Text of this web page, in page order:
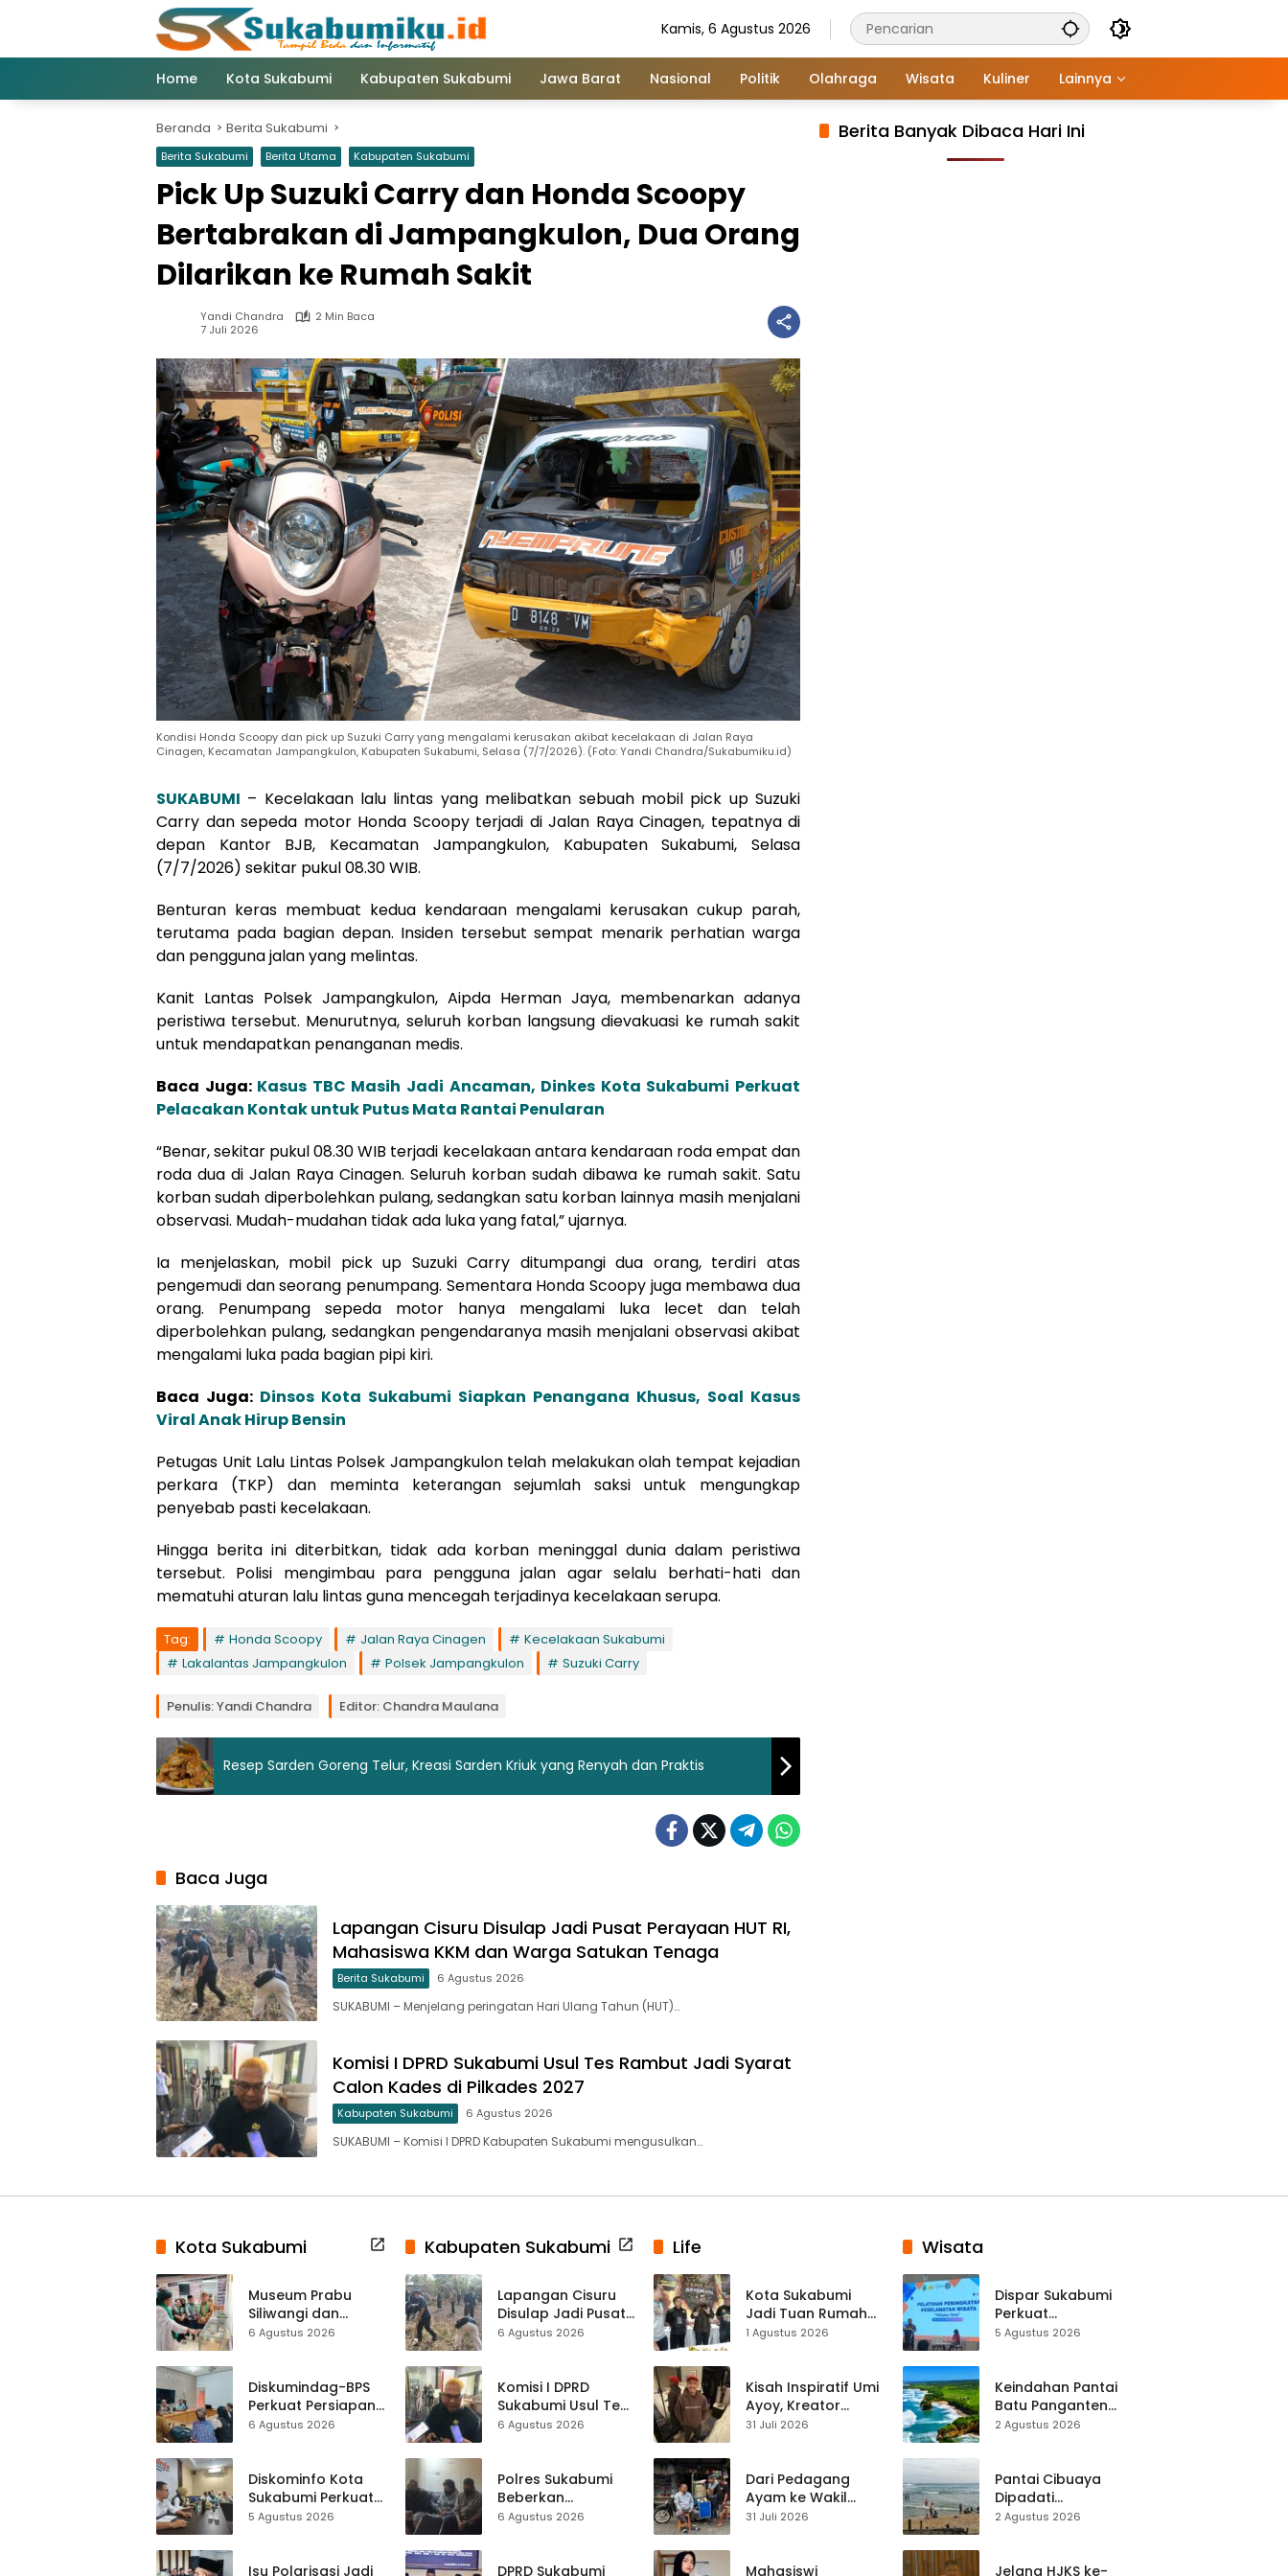
Kamis, 6 Agustus 2026
Home Kota Sukabumi Kabupaten Sukabumi Jawa Barat Nasional Politik Olahraga Wisata Kuliner Lainnya
Beranda Berita Sukabumi
Berita Sukabumi Berita Utama Kabupaten Sukabumi
Pick Up Suzuki Carry dan Honda Scoopy
Bertabrakan di Jampangkulon, Dua Orang
Dilarikan ke Rumah Sakit
Yandi Chandra
2 Min Baca
7 Juli 2026
Kondisi Honda Scoopy dan pick up Suzuki Carry yang mengalami kerusakan akibat kecelakaan di Jalan Raya
Cinagen, Kecamatan Jampangkulon, Kabupaten Sukabumi, Selasa (7/7/2026). (Foto: Yandi Chandra/Sukabumiku.id)
SUKABUMI – Kecelakaan lalu lintas yang melibatkan sebuah mobil pick up Suzuki
Carry dan sepeda motor Honda Scoopy terjadi di Jalan Raya Cinagen, tepatnya di
depan Kantor BJB, Kecamatan Jampangkulon, Kabupaten Sukabumi, Selasa
(7/7/2026) sekitar pukul 08.30 WIB.
Benturan keras membuat kedua kendaraan mengalami kerusakan cukup parah,
terutama pada bagian depan. Insiden tersebut sempat menarik perhatian warga
dan pengguna jalan yang melintas.
Kanit Lantas Polsek Jampangkulon, Aipda Herman Jaya, membenarkan adanya
peristiwa tersebut. Menurutnya, seluruh korban langsung dievakuasi ke rumah sakit
untuk mendapatkan penanganan medis.
Baca Juga: Kasus TBC Masih Jadi Ancaman, Dinkes Kota Sukabumi Perkuat
Pelacakan Kontak untuk Putus Mata Rantai Penularan
“Benar, sekitar pukul 08.30 WIB terjadi kecelakaan antara kendaraan roda empat dan
roda dua di Jalan Raya Cinagen. Seluruh korban sudah dibawa ke rumah sakit. Satu
korban sudah diperbolehkan pulang, sedangkan satu korban lainnya masih menjalani
observasi. Mudah-mudahan tidak ada luka yang fatal,” ujarnya.
Ia menjelaskan, mobil pick up Suzuki Carry ditumpangi dua orang, terdiri atas
pengemudi dan seorang penumpang. Sementara Honda Scoopy juga membawa dua
orang. Penumpang sepeda motor hanya mengalami luka lecet dan telah
diperbolehkan pulang, sedangkan pengendaranya masih menjalani observasi akibat
mengalami luka pada bagian pipi kiri.
Baca Juga: Dinsos Kota Sukabumi Siapkan Penangana Khusus, Soal Kasus
Viral Anak Hirup Bensin
Petugas Unit Lalu Lintas Polsek Jampangkulon telah melakukan olah tempat kejadian
perkara (TKP) dan meminta keterangan sejumlah saksi untuk mengungkap
penyebab pasti kecelakaan.
Hingga berita ini diterbitkan, tidak ada korban meninggal dunia dalam peristiwa
tersebut. Polisi mengimbau para pengguna jalan agar selalu berhati-hati dan
mematuhi aturan lalu lintas guna mencegah terjadinya kecelakaan serupa.
Tag: Honda Scoopy Jalan Raya Cinagen
Kecelakaan Sukabumi
Lakalantas Jampangkulon
Polsek Jampangkulon Suzuki Carry
Penulis: Yandi Chandra Editor: Chandra Maulana
Resep Sarden Goreng Telur, Kreasi Sarden Kriuk yang Renyah dan Praktis
Baca Juga
Lapangan Cisuru Disulap Jadi Pusat Perayaan HUT RI,
Mahasiswa KKM dan Warga Satukan Tenaga
Berita Sukabumi 6 Agustus 2026
SUKABUMI – Menjelang peringatan Hari Ulang Tahun (HUT)…
Komisi I DPRD Sukabumi Usul Tes Rambut Jadi Syarat
Calon Kades di Pilkades 2027
Kabupaten Sukabumi 6 Agustus 2026
SUKABUMI – Komisi I DPRD Kabupaten Sukabumi mengusulkan…
Berita Banyak Dibaca Hari Ini
Kota Sukabumi
Museum Prabu
Siliwangi dan
Museum Keramik
Hampir 500 Koleksi
Dipisahkan
6 Agustus 2026
Diskumindag-BPS
Perkuat Persiapan
Sensus Ekonomi,
Terbuka Beri Data
6 Agustus 2026
Diskominfo Kota
Sukabumi Perkuat
Satu Data
Kewilayahan
5 Agustus 2026
Isu Polarisasi Jadi
Kabupaten Sukabumi
Lapangan Cisuru
Disulap Jadi Pusat
Perayaan HUT RI,
Satukan Tenaga
6 Agustus 2026
Komisi I DPRD
Sukabumi Usul Tes
Rambut Jadi
2027
6 Agustus 2026
Polres Sukabumi
Beberkan
Kronologi
dalam Kasus Sabu
6 Agustus 2026
DPRD Sukabumi
Life
Kota Sukabumi
Jadi Tuan Rumah
Kontes Batu Akik
1 Agustus 2026
Kisah Inspiratif Umi
Ayoy, Kreator
TikTok Asal
Live Streaming
31 Juli 2026
Dari Pedagang
Ayam ke Wakil
Ketua DPRD, H.
Pasar Cisaat
31 Juli 2026
Mahasiswi
Wisata
Dispar Sukabumi
Perkuat
Keselamatan
Mitigasi hingga
Teknik Evakuasi
5 Agustus 2026
Keindahan Pantai
Batu Panganten
Mulai Dilirik
2 Agustus 2026
Pantai Cibuaya
Dipadati
Wisatawan,
Waspada
2 Agustus 2026
Jelang HJKS ke-